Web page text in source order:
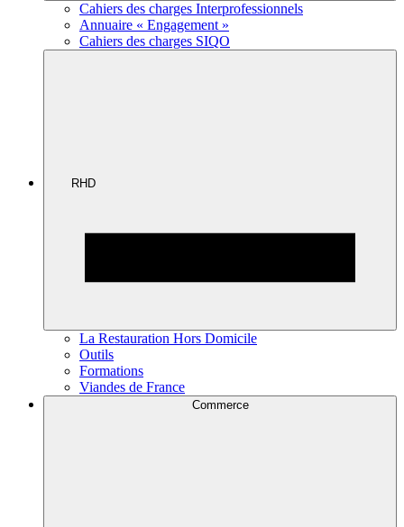
Cahiers des charges Interprofessionnels
Annuaire « Engagement »
Cahiers des charges SIQO
RHD
La Restauration Hors Domicile
Outils
Formations
Viandes de France
Commerce